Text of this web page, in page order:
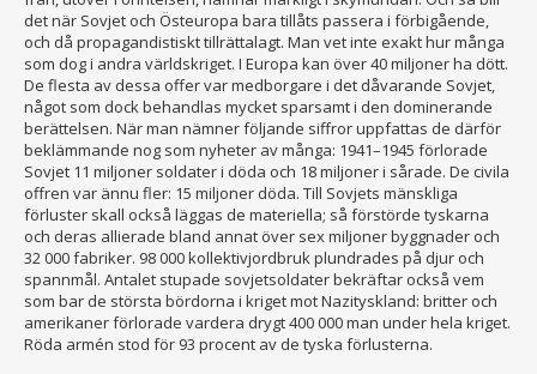
det när Sovjet och Östeuropa bara tillåts passera i förbigående,
och då propagandistiskt tillrättalagt. Man vet inte exakt hur många
som dog i andra världskriget. I Europa kan över 40 miljoner ha dött.
De flesta av dessa offer var medborgare i det dåvarande Sovjet,
något som dock behandlas mycket sparsamt i den dominerande
berättelsen. När man nämner följande siffror uppfattas de därför
beklämmande nog som nyheter av många: 1941–1945 förlorade
Sovjet 11 miljoner soldater i döda och 18 miljoner i sårade. De civila
offren var ännu fler: 15 miljoner döda. Till Sovjets mänskliga
förluster skall också läggas de materiella; så förstörde tyskarna
och deras allierade bland annat över sex miljoner byggnader och
32 000 fabriker. 98 000 kollektivjordbruk plundrades på djur och
spannmål. Antalet stupade sovjetsoldater bekräftar också vem
som bar de största bördorna i kriget mot Nazityskland: britter och
amerikaner förlorade vardera drygt 400 000 man under hela kriget.
Röda armén stod för 93 procent av de tyska förlusterna.